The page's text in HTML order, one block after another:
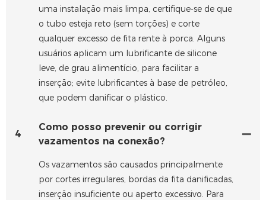
uma instalação mais limpa, certifique-se de que
o tubo esteja reto (sem torções) e corte
qualquer excesso de fita rente à porca. Alguns
usuários aplicam um lubrificante de silicone
leve, de grau alimentício, para facilitar a
inserção; evite lubrificantes à base de petróleo,
que podem danificar o plástico.
4
Como posso prevenir ou corrigir
vazamentos na conexão?
Os vazamentos são causados ​​principalmente
por cortes irregulares, bordas da fita danificadas,
inserção insuficiente ou aperto excessivo. Para